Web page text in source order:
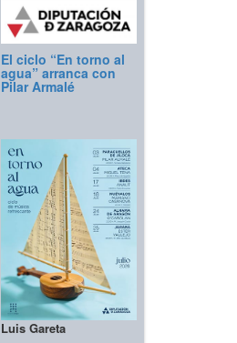
El ciclo “En torno al
agua” arranca con
Pilar Armalé
Luis Gareta